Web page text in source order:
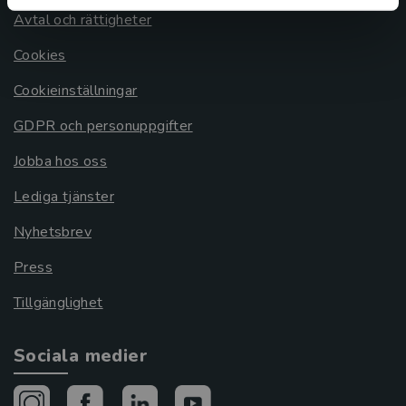
Avtal och rättigheter
Cookies
Cookieinställningar
GDPR och personuppgifter
Jobba hos oss
Lediga tjänster
Nyhetsbrev
Press
Tillgänglighet
Sociala medier